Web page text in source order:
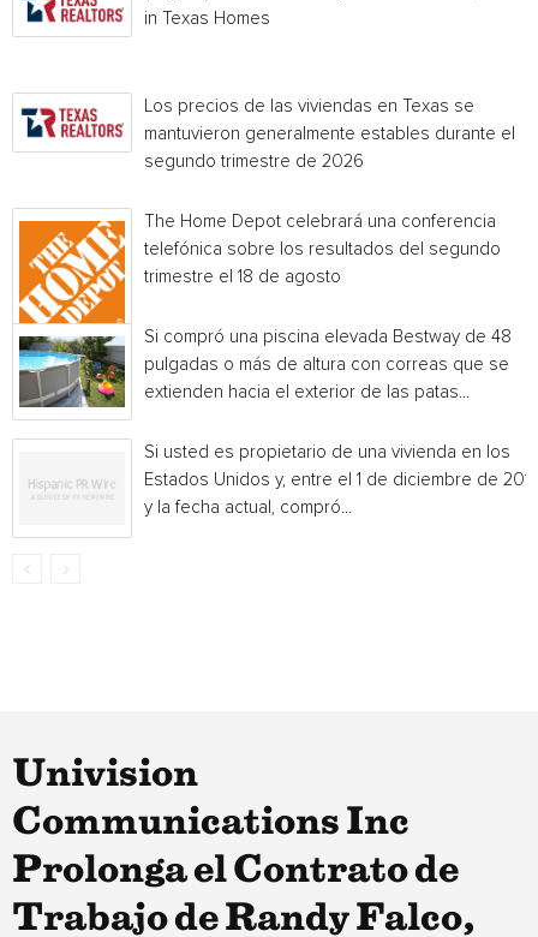
in Texas Homes
Los precios de las viviendas en Texas se
mantuvieron generalmente estables durante el
segundo trimestre de 2026
The Home Depot celebrará una conferencia
telefónica sobre los resultados del segundo
trimestre el 18 de agosto
Si compró una piscina elevada Bestway de 48
pulgadas o más de altura con correas que se
extienden hacia el exterior de las patas...
Si usted es propietario de una vivienda en los
Estados Unidos y, entre el 1 de diciembre de
y la fecha actual, compró...
Univision
Communications Inc
Prolonga el Contrato de
Trabajo de Randy Falco,